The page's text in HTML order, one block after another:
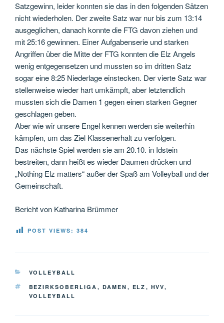
Satzgewinn, leider konnten sie das in den folgenden Sätzen
nicht wiederholen. Der zweite Satz war nur bis zum 13:14
ausgeglichen, danach konnte die FTG davon ziehen und
mit 25:16 gewinnen. Einer Aufgabenserie und starken
Angriffen über die Mitte der FTG konnten die Elz Angels
wenig entgegensetzen und mussten so im dritten Satz
sogar eine 8:25 Niederlage einstecken. Der vierte Satz war
stellenweise wieder hart umkämpft, aber letztendlich
mussten sich die Damen 1 gegen einen starken Gegner
geschlagen geben.
Aber wie wir unsere Engel kennen werden sie weiterhin
kämpfen, um das Ziel Klassenerhalt zu verfolgen.
Das nächste Spiel werden sie am 20.10. in Idstein
bestreiten, dann heißt es wieder Daumen drücken und
„Nothing Elz matters“ außer der Spaß am Volleyball und der
Gemeinschaft.
Bericht von Katharina Brümmer
POST VIEWS: 384
KATEGORIEN
VOLLEYBALL
SCHLAGWÖRTER
BEZIRKSOBERLIGA , DAMEN , ELZ , HVV,
VOLLEYBALL